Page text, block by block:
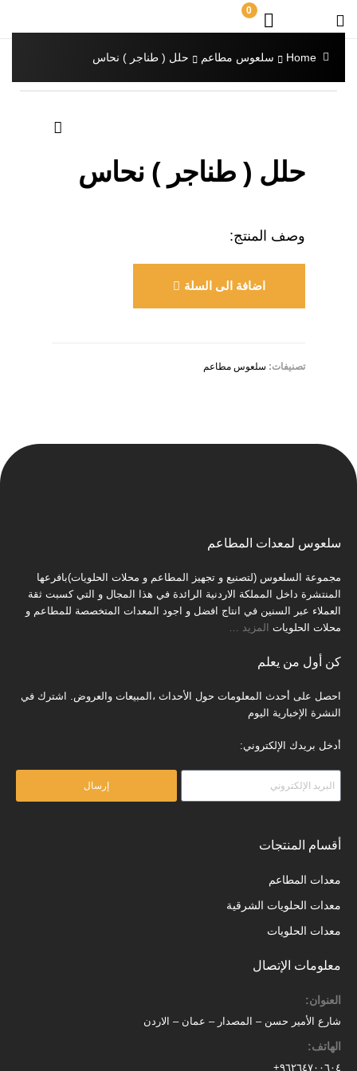
0
Home سلعوس مطاعم حلل ( طناجر ) نحاس
حلل ( طناجر ) نحاس
وصف المنتج:
اضافة الى السلة
تصنيفات: سلعوس مطاعم
سلعوس لمعدات المطاعم
مجموعة السلعوس (لتصنيع و تجهيز المطاعم و محلات الحلويات)بافرعها
المنتشرة داخل المملكة الاردنية الرائدة في هذا المجال و التي كسبت ثقة
العملاء عبر السنين في انتاج افضل و اجود المعدات المتخصصة للمطاعم و
محلات الحلويات المزيد
كن أول من يعلم
احصل على أحدث المعلومات حول الأحداث ،المبيعات والعروض. اشترك في
النشرة الإخبارية اليوم
أدخل بريدك الإلكتروني:
إرسال
أقسام المنتجات
معدات المطاعم
معدات الحلويات الشرقية
معدات الحلويات
معلومات الإتصال
العنوان:
شارع الأمير حسن – المصدار – عمان – الاردن
الهاتف:
٩٦٢٦٤٧٠٠٦٠٤+